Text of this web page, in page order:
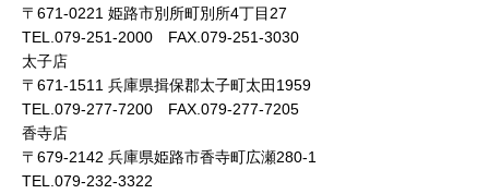
〒671-0221 姫路市別所町別所4丁目27
TEL.079-251-2000 FAX.079-251-3030
太子店
〒671-1511 兵庫県揖保郡太子町太田1959
TEL.079-277-7200 FAX.079-277-7205
香寺店
〒679-2142 兵庫県姫路市香寺町広瀬280-1
TEL.079-232-3322